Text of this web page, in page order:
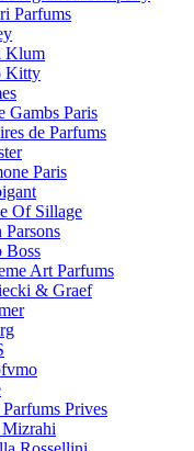
Parfums
Klum
Kitty
Gambs Paris
de Parfums
Paris
Of Sillage
Parsons
Boss
Art Parfums
& Graef
Prives
Mizrahi